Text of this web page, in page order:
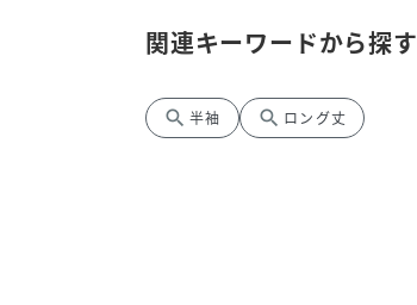
関連キーワードから探す
search 半袖 search ロング丈